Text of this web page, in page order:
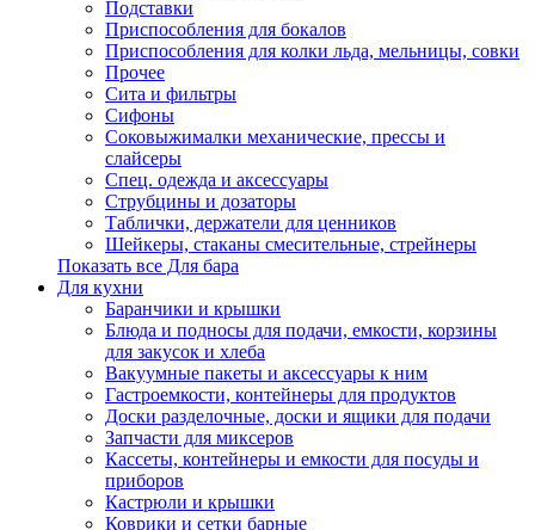
Подставки
Приспособления для бокалов
Приспособления для колки льда, мельницы, совки
Прочее
Сита и фильтры
Сифоны
Соковыжималки механические, прессы и
слайсеры
Спец. одежда и аксессуары
Струбцины и дозаторы
Таблички, держатели для ценников
Шейкеры, стаканы смесительные, стрейнеры
Показать все Для бара
Для кухни
Баранчики и крышки
Блюда и подносы для подачи, емкости, корзины
для закусок и хлеба
Вакуумные пакеты и аксессуары к ним
Гастроемкости, контейнеры для продуктов
Доски разделочные, доски и ящики для подачи
Запчасти для миксеров
Кассеты, контейнеры и емкости для посуды и
приборов
Кастрюли и крышки
Коврики и сетки барные